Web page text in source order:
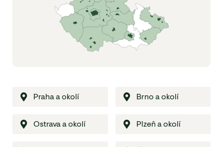
Praha a okolí Brno a okolí
Ostrava a okolí Plzeň a okolí